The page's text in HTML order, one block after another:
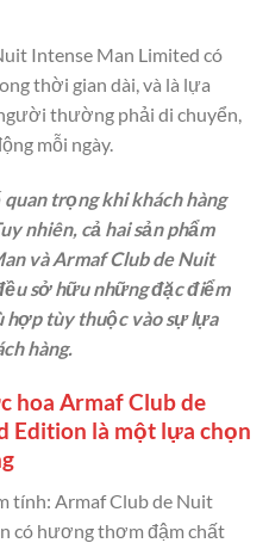
Intense Man Limited có
thời gian dài, và là lựa
thường phải di chuyển,
mỗi ngày.
trọng khi khách hàng
nhiên, cả hai sản phẩm
và Armaf Club de Nuit
sở hữu những đặc điểm
hợp tùy thuộc vào sự lựa
hàng.
hoa Armaf Club de
Edition là một lựa chọn
tính: Armaf Club de Nuit
có hương thơm đậm chất